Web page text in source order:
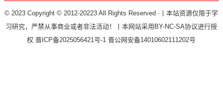
© 2023 Copyright © 2012-20223 All Rights Reserved ·丨本站资源仅限于学
习研究，严禁从事商业或者非法活动！丨本网站采用BY-NC-SA协议进行授
权晋ICP备2025056421号-1晋公网安备14010602111202号